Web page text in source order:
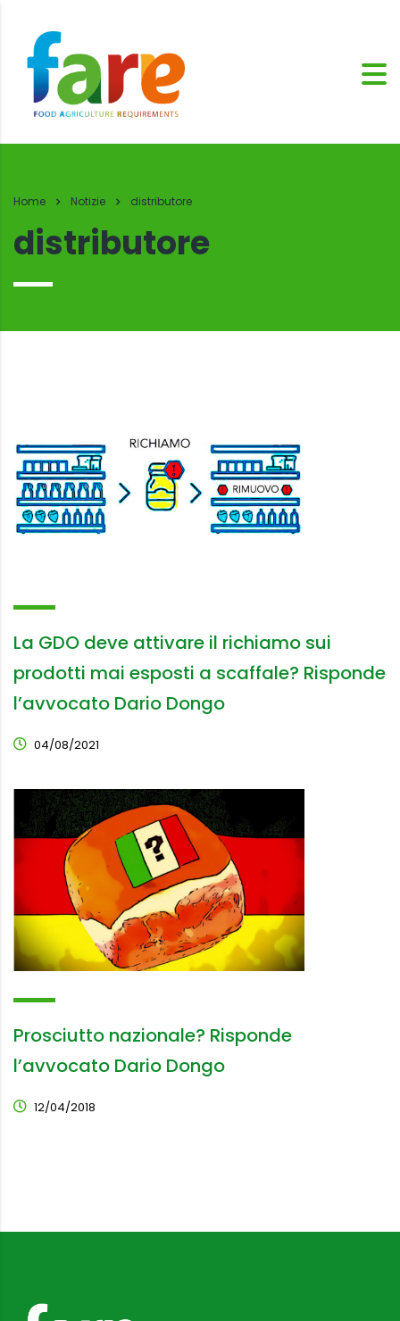
Home Notizie distributore
distributore
La GDO deve attivare il richiamo sui
prodotti mai esposti a scaffale? Risponde
l’avvocato Dario Dongo
04/08/2021
Prosciutto nazionale? Risponde
l’avvocato Dario Dongo
12/04/2018